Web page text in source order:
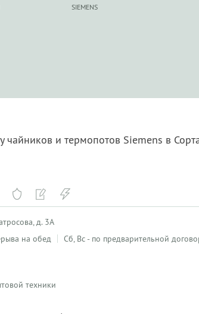
SIEMENS
и термопотов Siemens в
д. 3А
на обед
Сб, Вс - по предварительной
техники